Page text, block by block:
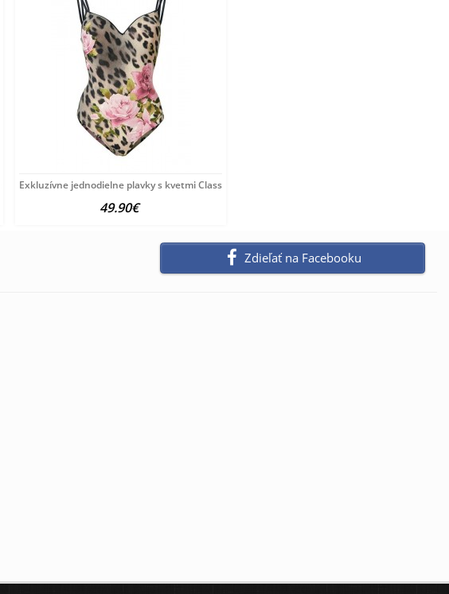
Exkluzívne jednodielne plavky s kvetmi Class International
49.90€
Zdieľať na Facebooku